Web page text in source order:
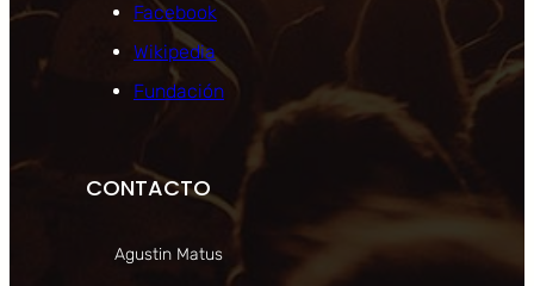
Facebook
Wikipedia
Fundación
CONTACTO
Agustin Matus